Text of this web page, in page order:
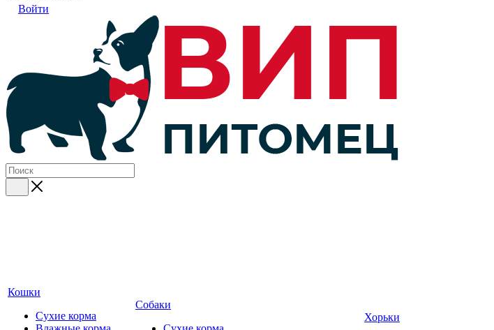
Войти
Кошки
Сухие корма
Собаки
Хорьки